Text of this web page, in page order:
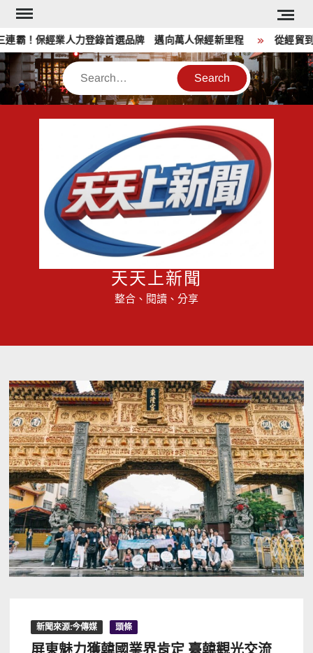
Skip
content
！保經業人力登錄首選品牌 邁向萬人保經新里程 從經貿到
Search
天天上新聞
整合、閱讀、分享
新聞來源:今傳媒 頭條